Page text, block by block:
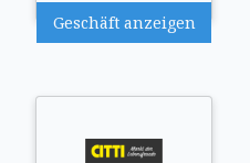
Geschäft anzeigen